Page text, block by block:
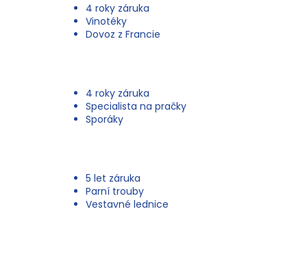
r
ý
p
4 roky záruka
Vinotéky
Dovoz z Francie
4 roky záruka
Specialista na pračky
Sporáky
5 let záruka
Parní trouby
Vestavné lednice